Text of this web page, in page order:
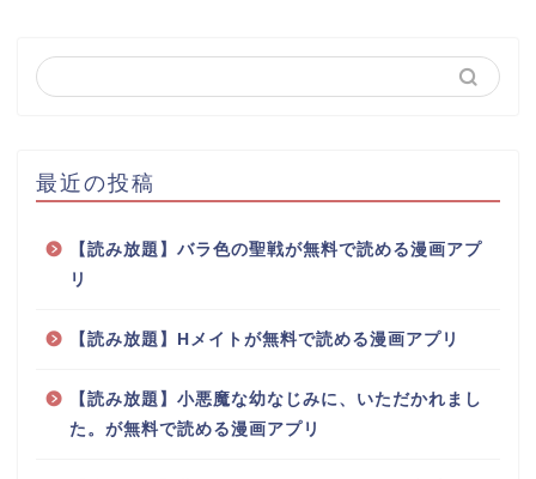
最近の投稿
【読み放題】バラ色の聖戦が無料で読める漫画アプ
リ
【読み放題】Hメイトが無料で読める漫画アプリ
【読み放題】小悪魔な幼なじみに、いただかれまし
た。が無料で読める漫画アプリ